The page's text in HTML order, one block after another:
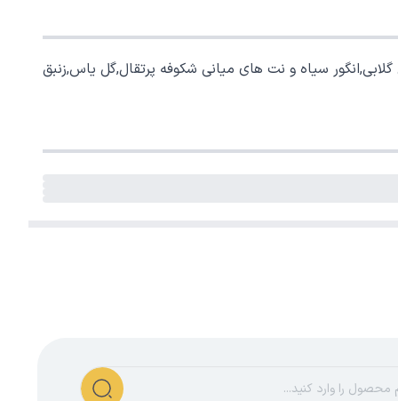
سیاه و نت های میانی شکوفه پرتقال,گل یاس,زنبق